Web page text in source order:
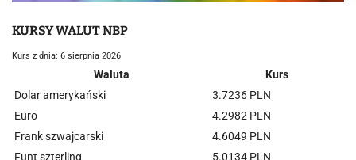
KURSY WALUT NBP
Kurs z dnia: 6 sierpnia 2026
Waluta
Kurs
Dolar amerykański
3.7236 PLN
Euro
4.2982 PLN
Frank szwajcarski
4.6049 PLN
Funt szterling
5.0134 PLN